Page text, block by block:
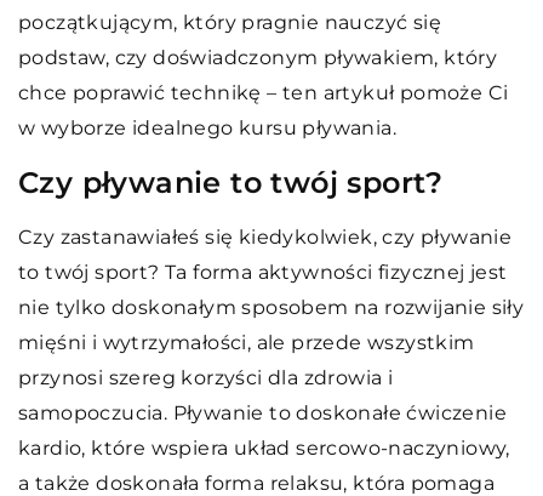
początkującym, który pragnie nauczyć się
podstaw, czy doświadczonym pływakiem, który
chce poprawić technikę – ten artykuł pomoże Ci
w wyborze idealnego kursu pływania.
Czy pływanie to twój sport?
Czy zastanawiałeś się kiedykolwiek, czy pływanie
to twój sport? Ta forma aktywności fizycznej jest
nie tylko doskonałym sposobem na rozwijanie siły
mięśni i wytrzymałości, ale przede wszystkim
przynosi szereg korzyści dla zdrowia i
samopoczucia. Pływanie to doskonałe ćwiczenie
kardio, które wspiera układ sercowo-naczyniowy,
a także doskonała forma relaksu, która pomaga